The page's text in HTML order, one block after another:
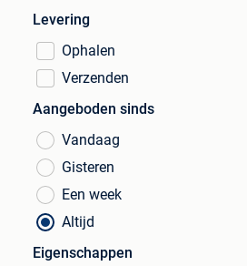
Levering
Ophalen
Verzenden
Aangeboden sinds
Vandaag
Gisteren
Een week
Altijd
Eigenschappen